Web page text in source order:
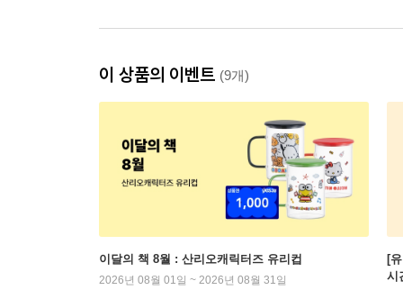
이 상품의 이벤트 (9개)
이달의 책 8월 : 산리오캐릭터즈 유리컵
2026년 08월 01일 ~ 2026년 08월 31일
[
시